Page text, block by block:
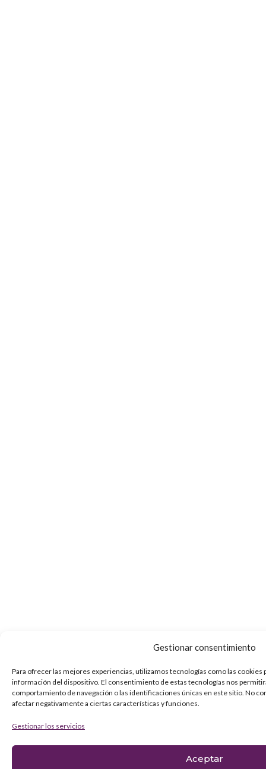
Gestionar consentimiento
Para ofrecer las mejores experiencias, utilizamos tecnologías como las cookies
información del dispositivo. El consentimiento de estas tecnologías nos
comportamiento de navegación o las identificaciones únicas en este sitio. No
afectar negativamente a ciertas características y funciones.
Gestionar los servicios
Aceptar